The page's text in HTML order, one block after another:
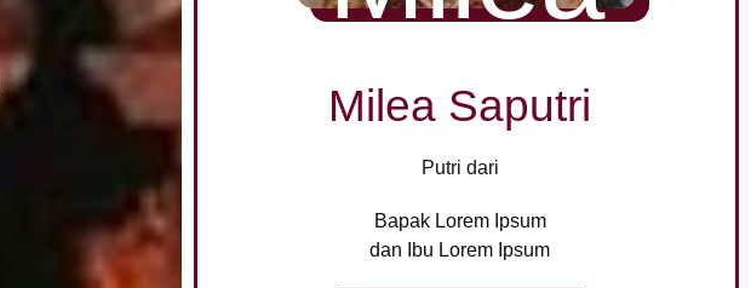
Milea Saputri
Putri dari
Bapak Lorem Ipsum
dan Ibu Lorem Ipsum